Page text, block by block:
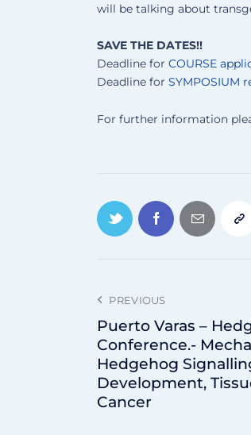
will be talking about
SAVE THE DATES!!
Deadline for COURSE
Deadline for SYMPOSIUM
For further information
PREVIOUS
Puerto Varas –
Conference.-
Hedgehog
Development,
Cancer